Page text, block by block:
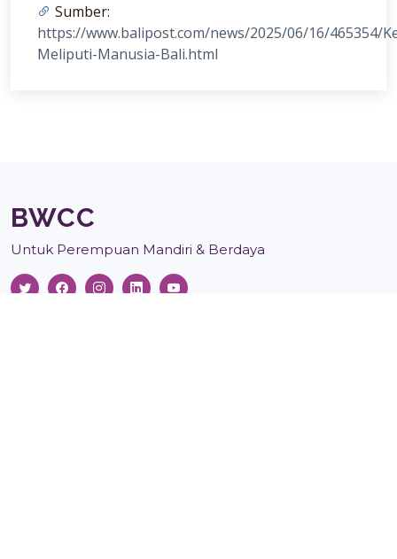
Sumber:
https://www.balipost.com/news/2025/06/16/465354/
Meliputi-Manusia-Bali.html
BWCC
Untuk Perempuan Mandiri & Berdaya